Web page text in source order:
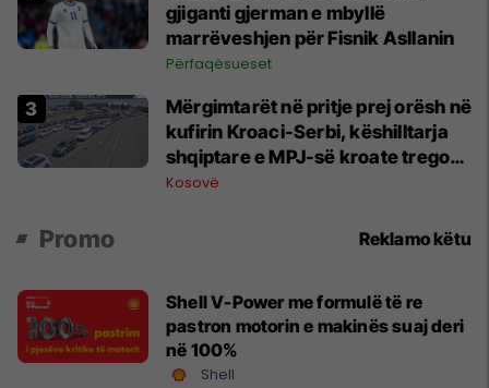
gjiganti gjerman e mbyllë
marrëveshjen për Fisnik Asllanin
Përfaqësueset
Mërgimtarët në pritje prej orësh në
kufirin Kroaci-Serbi, këshilltarja
shqiptare e MPJ-së kroate tregon
arsyet
Kosovë
Promo Reklamo këtu
Shell V-Power me formulë të re
pastron motorin e makinës suaj deri
në 100%
Shell